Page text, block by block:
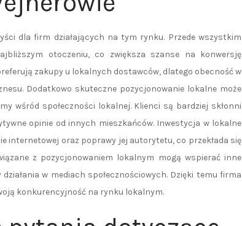
dla firm działających na tym rynku. Przede wszystkim
otoczeniu, co zwiększa szanse na konwersję
zakupy u lokalnych dostawców, dlatego obecność w
Dodatkowo skuteczne pozycjonowanie lokalne może
wśród społeczności lokalnej. Klienci są bardziej skłonni
opinie od innych mieszkańców. Inwestycja w lokalne
internetowej oraz poprawy jej autorytetu, co przekłada się
z pozycjonowaniem lokalnym mogą wspierać inne
w mediach społecznościowych. Dzięki temu firma
konkurencyjność na rynku lokalnym.